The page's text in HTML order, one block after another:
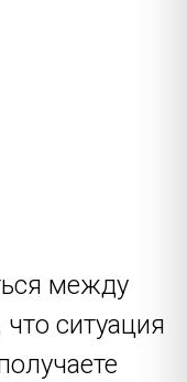
между
ситуация